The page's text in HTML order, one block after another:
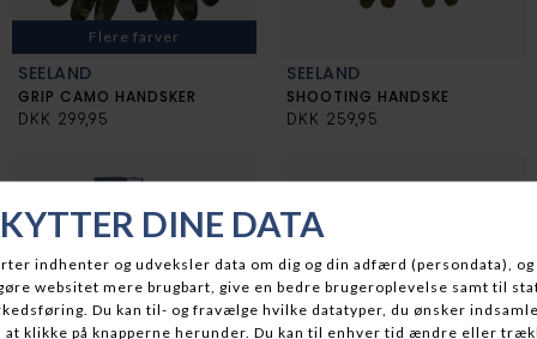
Flere farver
SEELAND
GRIP CAMO HANDSKER
DKK 299,95
SEELAND
SHOOTING HANDSKE
DKK 259,95